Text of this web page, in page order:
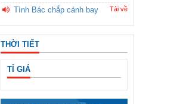
Tình Bác chắp cánh bay Tải về
THỜI TIẾT
TỈ GIÁ